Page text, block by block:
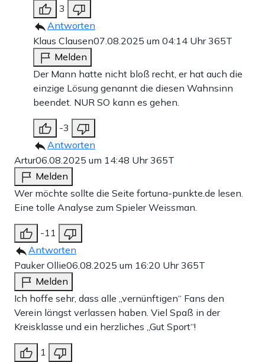
3
Antworten
Klaus Clausen07.08.2025 um 04:14 Uhr365T
Melden
Der Mann hatte nicht bloß recht, er hat auch die
einzige Lösung genannt die diesen Wahnsinn
beendet. NUR SO kann es gehen.
-3
Antworten
Artur06.08.2025 um 14:48 Uhr365T
Melden
Wer möchte sollte die Seite fortuna-punkte.de lesen.
Eine tolle Analyse zum Spieler Weissman.
-11
Antworten
Pauker Ollie06.08.2025 um 16:20 Uhr365T
Melden
Ich hoffe sehr, dass alle „vernünftigen“ Fans den
Verein längst verlassen haben. Viel Spaß in der
Kreisklasse und ein herzliches „Gut Sport“!
1